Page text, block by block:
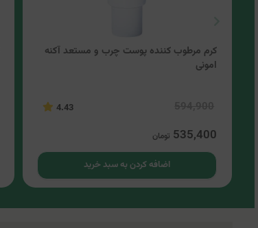
کرم مرطوب کننده پوست چرب و مستعد آکنه
امونی
4.43
535,400 تومان
اضافه کردن به سبد خرید